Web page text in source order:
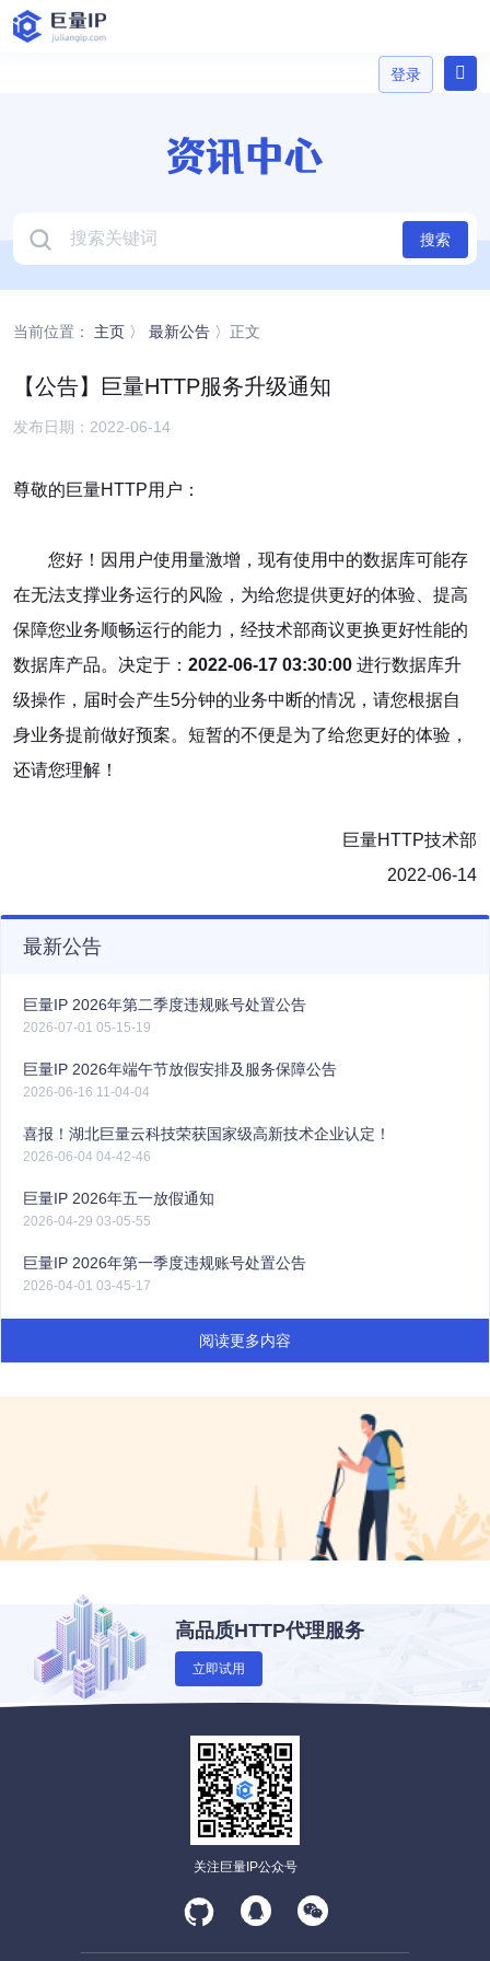
登录
搜索
当前位置： 主页 〉 最新公告 〉正文
【公告】巨量HTTP服务升级通知
发布日期：2022-06-14
尊敬的巨量HTTP用户：
您好！因用户使用量激增，现有使用中的数据库可能存
在无法支撑业务运行的风险，为给您提供更好的体验、提高
保障您业务顺畅运行的能力，经技术部商议更换更好性能的
数据库产品。决定于： 2022-06-17 03:30:00 进行数据库升
级操作，届时会产生5分钟的业务中断的情况，请您根据自
身业务提前做好预案。短暂的不便是为了给您更好的体验，
还请您理解！
巨量HTTP技术部
2022-06-14
最新公告
巨量IP 2026年第二季度违规账号处置公告
2026-07-01 05-15-19
巨量IP 2026年端午节放假安排及服务保障公告
2026-06-16 11-04-04
喜报！湖北巨量云科技荣获国家级高新技术企业认定！
2026-06-04 04-42-46
巨量IP 2026年五一放假通知
2026-04-29 03-05-55
巨量IP 2026年第一季度违规账号处置公告
2026-04-01 03-45-17
阅读更多内容
高品质HTTP代理服务
立即试用
关注巨量IP公众号